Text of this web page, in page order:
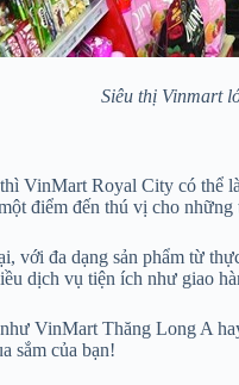
Siêu thị Vinmart
VinMart Royal City có
điểm đến thú vị cho những
đa dạng sản phẩm từ
dịch vụ tiện ích như giao
VinMart Thăng Long A
sắm của bạn!